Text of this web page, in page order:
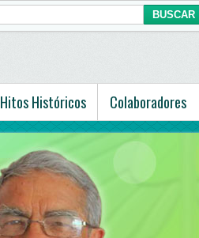
Hitos Históricos Colaboradores